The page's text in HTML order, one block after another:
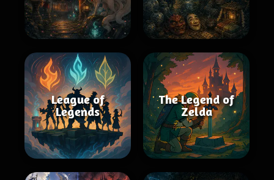
League of
Legends
The Legend of
Zelda